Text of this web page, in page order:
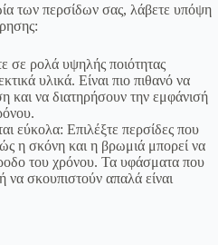
των περσίδων σας, λάβετε υπόψη
σε ρολά υψηλής ποιότητας
υλικά. Είναι πιο πιθανό να
και να διατηρήσουν την εμφάνισή
εύκολα: Επιλέξτε περσίδες που
η σκόνη και η βρωμιά μπορεί να
του χρόνου. Τα υφάσματα που
σκουπιστούν απαλά είναι